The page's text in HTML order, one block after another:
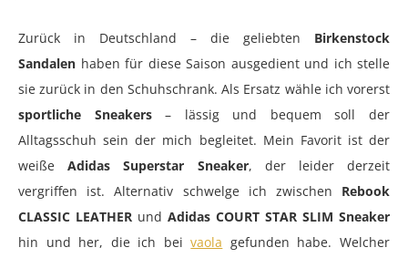
Zurück in Deutschland – die geliebten Birkenstock
Sandalen haben für diese Saison ausgedient und ich stelle
sie zurück in den Schuhschrank. Als Ersatz wähle ich vorerst
sportliche Sneakers– lässig und bequem soll der
Alltagsschuh sein der mich begleitet. Mein Favorit ist der
weißeAdidas Superstar Sneaker, der leider derzeit
vergriffen ist. Alternativ schwelge ich zwischen Rebook
CLASSIC LEATHER und Adidas COURT STAR SLIM Sneaker
hin und her, die ich beivaola gefunden habe. Welcher